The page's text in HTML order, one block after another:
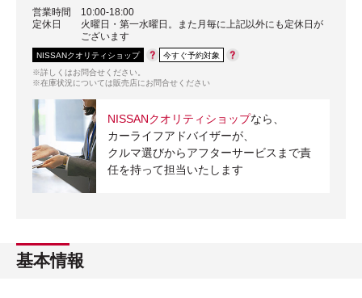
営業時間
10:00-18:00
定休日
火曜日・第一水曜日。また月毎に上記以外にも定休日が
ございます
NISSANクオリティショップ
今すぐ予約対象
※詳しくはお問合せください。
※在庫状況については販売店にお問合せください
NISSANクオリティショップなら、
カーライフアドバイザーが、
クルマ選びからアフターサービスまで責
任を持って担当いたします
基本情報